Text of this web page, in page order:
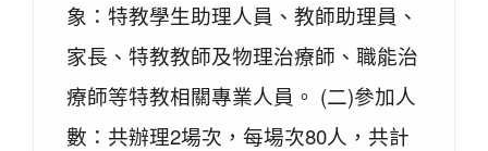
象：特教學生助理人員、教師助理員、
家長、特教教師及物理治療師、職能治
療師等特教相關專業人員。 (二)參加人
數：共辦理2場次，每場次80人，共計